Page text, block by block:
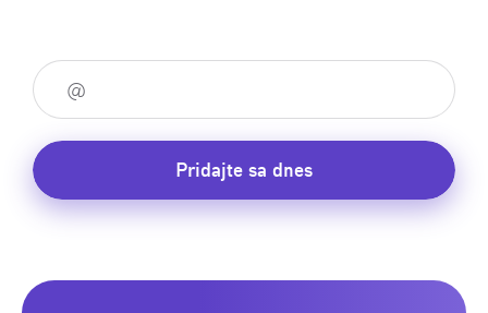
Pridajte sa dnes